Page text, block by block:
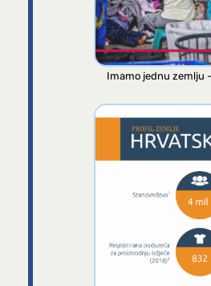
Imamo jednu zemlju